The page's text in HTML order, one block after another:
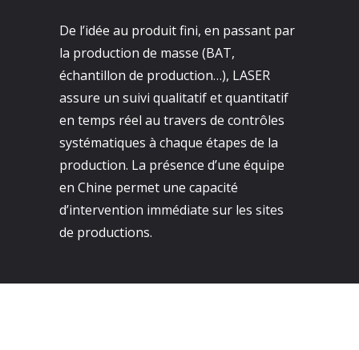
De l’idée au produit fini, en passant par
la production de masse (BAT,
échantillon de production…), LASER
assure un suivi qualitatif et quantitatif
en temps réel au travers de contrôles
systématiques à chaque étapes de la
production. La présence d’une équipe
en Chine permet une capacité
d’intervention immédiate sur les sites
de productions.